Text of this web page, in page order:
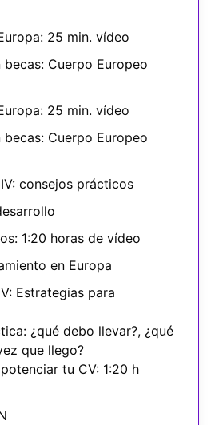
25 min. vídeo
Cuerpo Europeo
25 min. vídeo
Cuerpo Europeo
consejos prácticos
1:20 horas de vídeo
en Europa
Estrategias para
¿qué debo llevar?, ¿qué
que llego?
tu CV: 1:20 h